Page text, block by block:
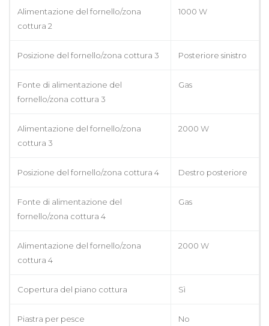
Alimentazione del fornello/zona
cottura 2
1000 W
Posizione del fornello/zona cottura 3 Posteriore sinistro
Fonte di alimentazione del
fornello/zona cottura 3
Gas
Alimentazione del fornello/zona
cottura 3
2000 W
Posizione del fornello/zona cottura 4 Destro posteriore
Fonte di alimentazione del
fornello/zona cottura 4
Gas
Alimentazione del fornello/zona
cottura 4
2000 W
Copertura del piano cottura Sì
Piastra per pesce No